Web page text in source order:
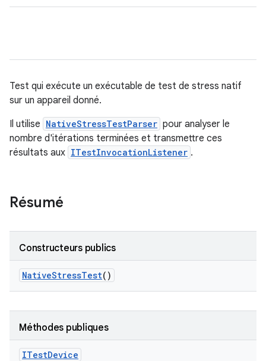
Test qui exécute un exécutable de test de stress natif
sur un appareil donné.
Il utilise NativeStressTestParser pour analyser le
nombre d'itérations terminées et transmettre ces
résultats aux ITestInvocationListener .
Résumé
Constructeurs publics
NativeStressTest()
Méthodes publiques
ITestDevice